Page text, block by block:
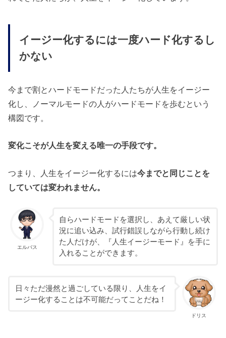
イージー化するには一度ハード化するし
かない
今まで割とハードモードだった人たちが人生をイージー
化し、ノーマルモードの人がハードモードを歩むという
構図です。
変化こそが人生を変える唯一の手段です。
つまり、人生をイージー化するには今までと同じことを
していては変われません。
エルバス
自らハードモードを選択し、あえて厳しい状
況に追い込み、試行錯誤しながら行動し続け
た人だけが、『人生イージーモード』を手に
入れることができます。
ドリス
日々ただ漫然と過ごしている限り、人生をイ
ージー化することは不可能だってことだね！